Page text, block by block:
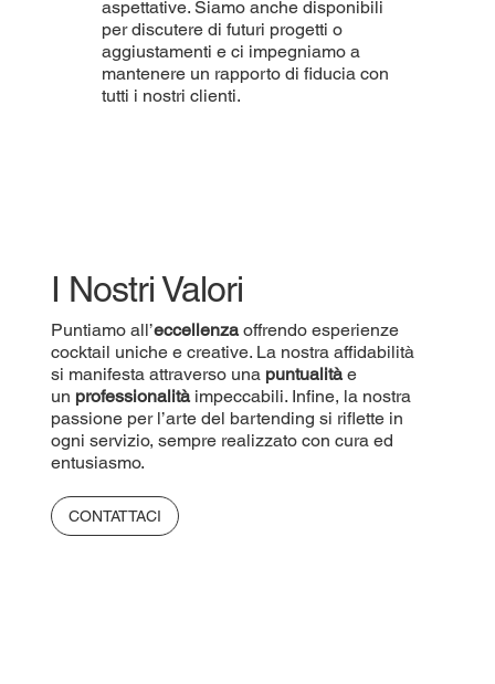
I Nostri Valori
Puntiamo all’eccellenzaoffrendo esperienze
cocktail uniche e creative. La nostra affidabilità
si manifesta attraverso una puntualitàe
un professionalitàimpeccabili. Infine, la nostra
passione per l’arte del bartending si riflette in
ogni servizio, sempre realizzato con cura ed
entusiasmo.
CONTATTACI
aspettative. Siamo anche disponibili
per discutere di futuri progetti o
aggiustamenti e ci impegniamo a
mantenere un rapporto di fiducia con
tutti i nostri clienti.